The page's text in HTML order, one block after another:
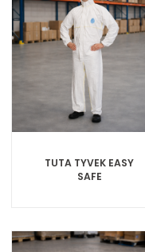
TUTA TYVEK EASY
SAFE